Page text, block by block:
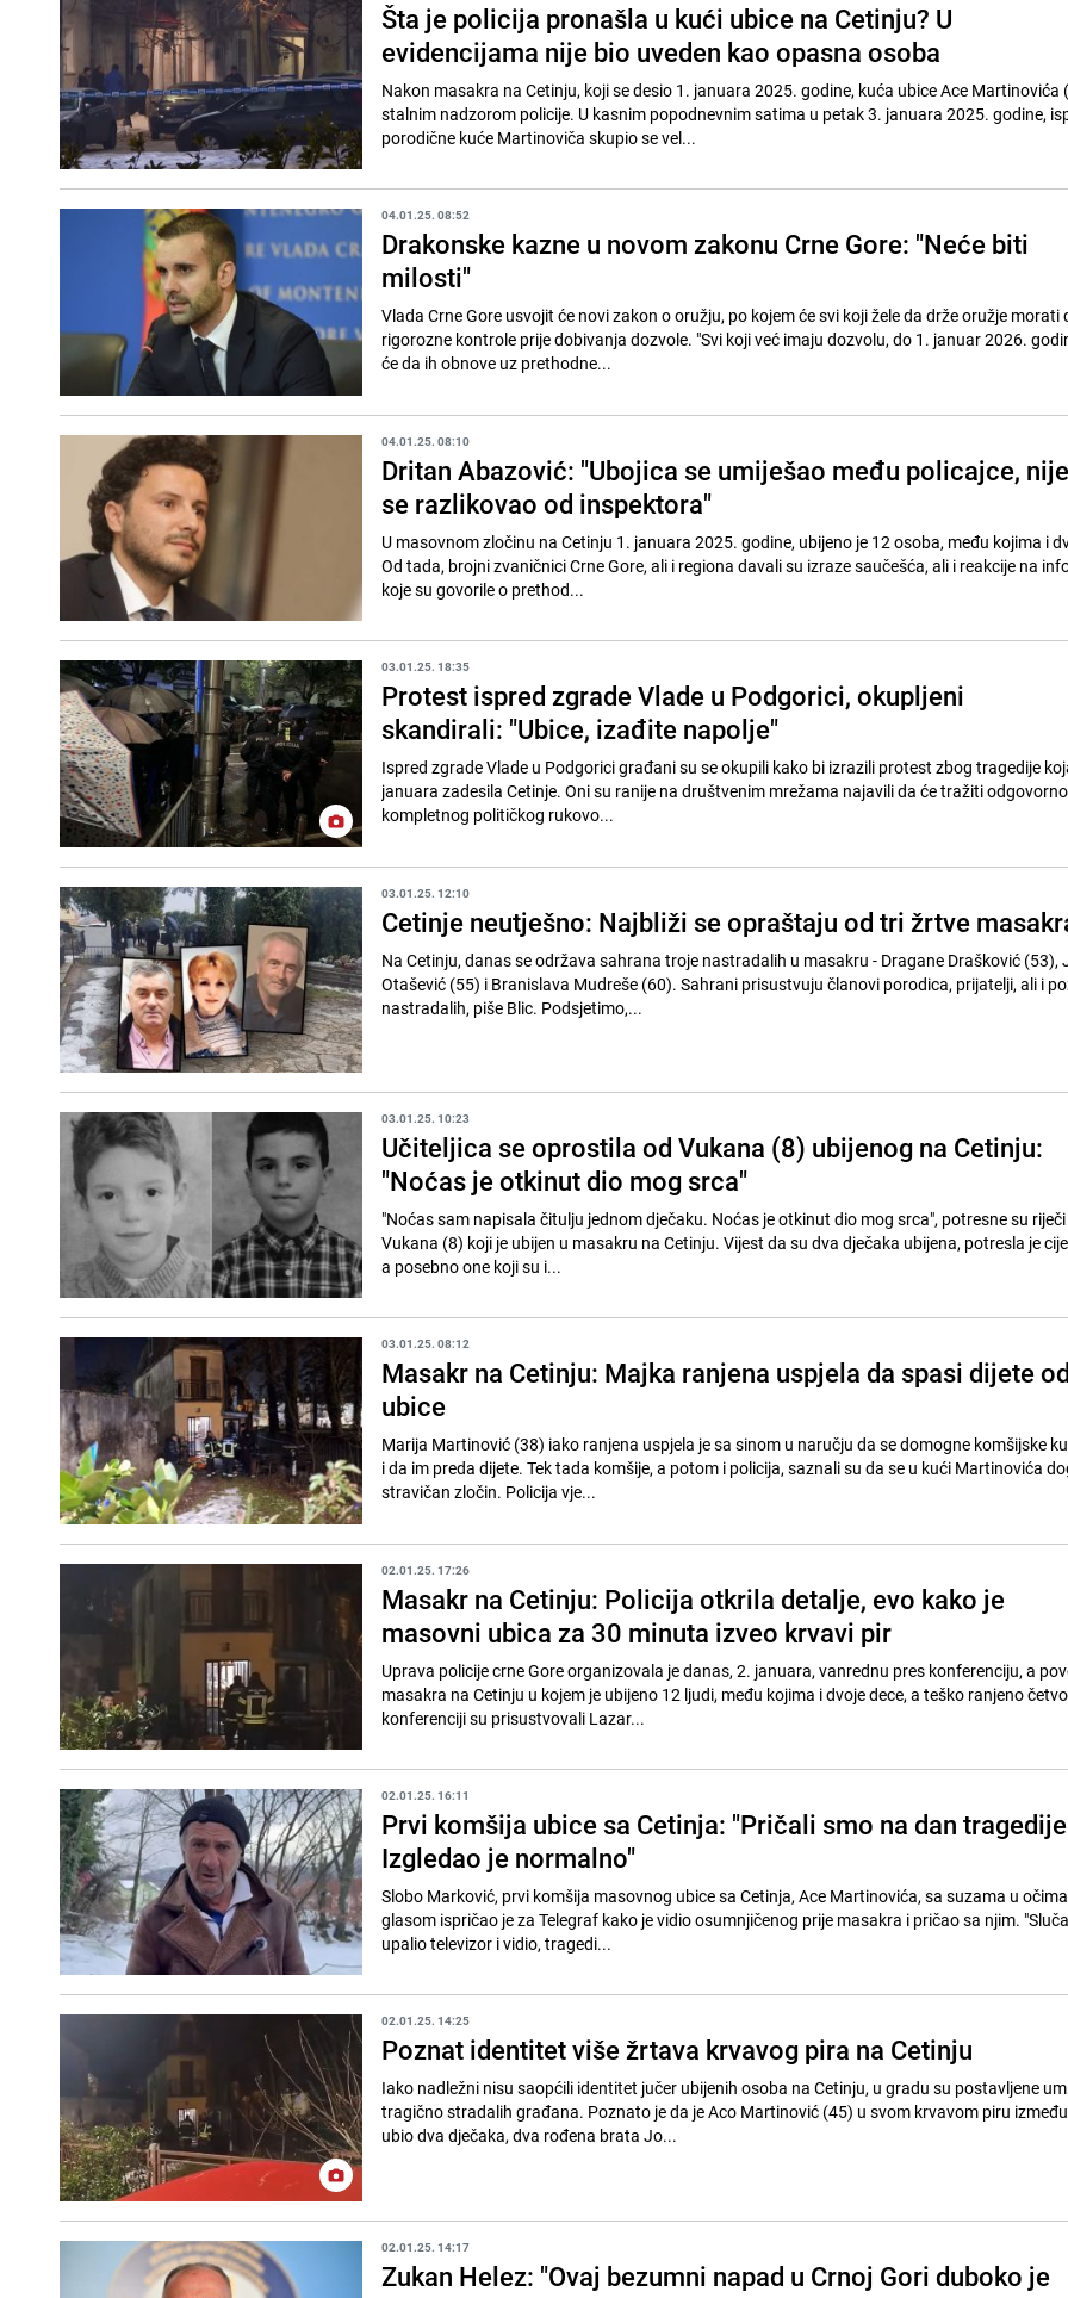
Šta je policija pronašla u kući ubice na Cetinju? U
evidencijama nije bio uveden kao opasna osoba
Nakon masakra na Cetinju, koji se desio 1. januara 2025. godine, kuća ubice Ace Martinovića
stalnim nadzorom policije. U kasnim popodnevnim satima u petak 3. januara 2025. godine,
porodične kuće Martinoviča skupio se vel...
04.01.25. 08:52
Drakonske kazne u novom zakonu Crne Gore: "Neće biti
milosti"
Vlada Crne Gore usvojit će novi zakon o oružju, po kojem će svi koji žele da drže oružje morati
rigorozne kontrole prije dobivanja dozvole. "Svi koji već imaju dozvolu, do 1. januar 2026.
će da ih obnove uz prethodne...
04.01.25. 08:10
Dritan Abazović: "Ubojica se umiješao među policajce, nije
se razlikovao od inspektora"
U masovnom zločinu na Cetinju 1. januara 2025. godine, ubijeno je 12 osoba, među kojima i
Od tada, brojni zvaničnici Crne Gore, ali i regiona davali su izraze saučešća, ali i reakcije na
koje su govorile o prethod...
03.01.25. 18:35
Protest ispred zgrade Vlade u Podgorici, okupljeni
skandirali: "Ubice, izađite napolje"
Ispred zgrade Vlade u Podgorici građani su se okupili kako bi izrazili protest zbog tragedije
januara zadesila Cetinje. Oni su ranije na društvenim mrežama najavili da će tražiti
kompletnog političkog rukovo...
03.01.25. 12:10
Cetinje neutješno: Najbliži se opraštaju od tri žrtve
Na Cetinju, danas se održava sahrana troje nastradalih u masakru - Dragane Drašković (53),
Otašević (55) i Branislava Mudreše (60). Sahrani prisustvuju članovi porodica, prijatelji, ali i
nastradalih, piše Blic. Podsjetimo,...
03.01.25. 10:23
Učiteljica se oprostila od Vukana (8) ubijenog na Cetinju:
"Noćas je otkinut dio mog srca"
"Noćas sam napisala čitulju jednom dječaku. Noćas je otkinut dio mog srca", potresne su
Vukana (8) koji je ubijen u masakru na Cetinju. Vijest da su dva dječaka ubijena, potresla je
a posebno one koji su i...
03.01.25. 08:12
Masakr na Cetinju: Majka ranjena uspjela da spasi dijete od
ubice
Marija Martinović (38) iako ranjena uspjela je sa sinom u naručju da se domogne komšijske
i da im preda dijete. Tek tada komšije, a potom i policija, saznali su da se u kući Martinovića
stravičan zločin. Policija vje...
02.01.25. 17:26
Masakr na Cetinju: Policija otkrila detalje, evo kako je
masovni ubica za 30 minuta izveo krvavi pir
Uprava policije crne Gore organizovala je danas, 2. januara, vanrednu pres konferenciju, a
masakra na Cetinju u kojem je ubijeno 12 ljudi, među kojima i dvoje dece, a teško ranjeno
konferenciji su prisustvovali Lazar...
02.01.25. 16:11
Prvi komšija ubice sa Cetinja: "Pričali smo na dan
Izgledao je normalno"
Slobo Marković, prvi komšija masovnog ubice sa Cetinja, Ace Martinovića, sa suzama u
glasom ispričao je za Telegraf kako je vidio osumnjičenog prije masakra i pričao sa njim.
upalio televizor i vidio, tragedi...
02.01.25. 14:25
Poznat identitet više žrtava krvavog pira na Cetinju
Iako nadležni nisu saopćili identitet jučer ubijenih osoba na Cetinju, u gradu su postavljene
tragično stradalih građana. Poznato je da je Aco Martinović (45) u svom krvavom piru
ubio dva dječaka, dva rođena brata Jo...
02.01.25. 14:17
Zukan Helez: "Ovaj bezumni napad u Crnoj Gori duboko je